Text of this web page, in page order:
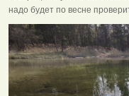
надо будет по весне